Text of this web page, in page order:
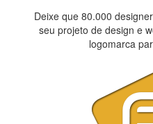
Deixe que 80.000
seu projeto de design e
logomarca